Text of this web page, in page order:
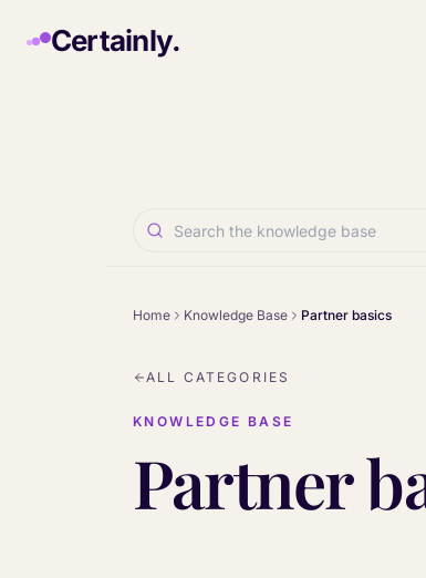
Certainly.
Home Knowledge Base Partner basics
ALL CATEGORIES
KNOWLEDGE BASE
Partner